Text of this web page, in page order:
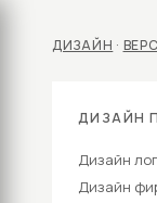
ДИЗАЙН ·
ДИЗАЙН
Дизайн
Дизайн